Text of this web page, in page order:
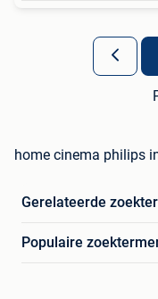
home cinema philips
Gerelateerde
Populaire